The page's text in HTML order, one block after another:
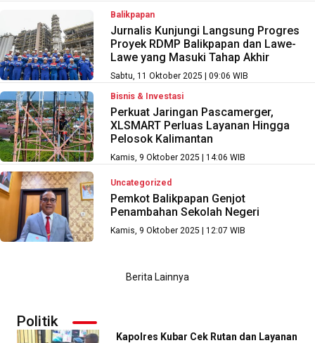
Balikpapan
Jurnalis Kunjungi Langsung Progres
Proyek RDMP Balikpapan dan Lawe-
Lawe yang Masuki Tahap Akhir
Sabtu, 11 Oktober 2025 | 09:06 WIB
Bisnis & Investasi
Perkuat Jaringan Pascamerger,
XLSMART Perluas Layanan Hingga
Pelosok Kalimantan
Kamis, 9 Oktober 2025 | 14:06 WIB
Uncategorized
Pemkot Balikpapan Genjot
Penambahan Sekolah Negeri
Kamis, 9 Oktober 2025 | 12:07 WIB
Berita Lainnya
Politik
Kapolres Kubar Cek Rutan dan Layanan